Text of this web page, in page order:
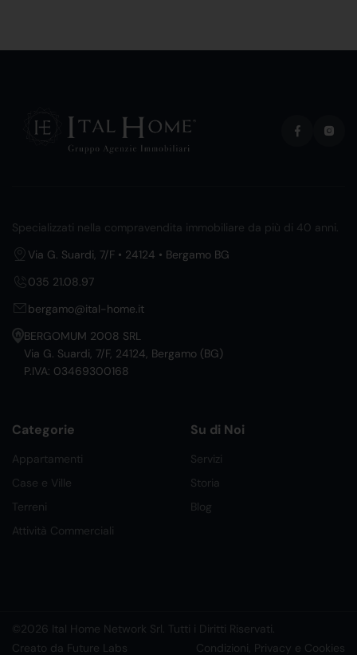
Specializzati nella compravendita immobiliare da più di 40 anni.
Via G. Suardi, 7/F • 24124 • Bergamo BG
035 21.08.97
bergamo@ital-home.it
BERGOMUM 2008 SRL
Via G. Suardi, 7/F, 24124, Bergamo (BG)
P.IVA: 03469300168
Categorie
Appartamenti
Case e Ville
Terreni
Attività Commerciali
Su di Noi
Servizi
Storia
Blog
©2026 Ital Home Network Srl. Tutti i Diritti Riservati.
Creato da Future Labs
Condizioni, Privacy e Cookies